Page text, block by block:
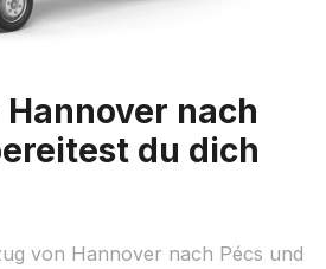
nach
du dich
von Hannover nach Pécs und